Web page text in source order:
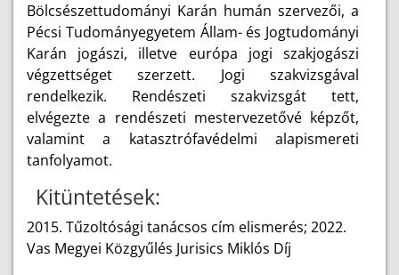
Bölcsészettudományi Karán humán szervezői, a
Pécsi Tudományegyetem Állam- és Jogtudományi
Karán jogászi, illetve európa jogi szakjogászi
végzettséget szerzett. Jogi szakvizsgával
rendelkezik. Rendészeti szakvizsgát tett,
elvégezte a rendészeti mestervezetővé képzőt,
valamint a katasztrófavédelmi alapismereti
tanfolyamot.
Kitüntetések:
2015. Tűzoltósági tanácsos cím elismerés; 2022.
Vas Megyei Közgyűlés Jurisics Miklós Díj